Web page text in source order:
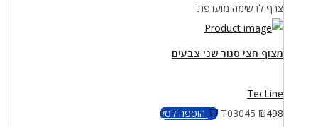
צרף לרשימה מועדפת
מצוף חצי סגור שני צבעים
TecLine
T03045 ₪498 הוספה לסל